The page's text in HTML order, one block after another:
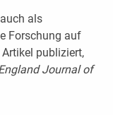
als
Forschung auf
publiziert,
Journal of